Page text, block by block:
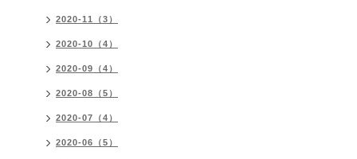
2020-11（3）
2020-10（4）
2020-09（4）
2020-08（5）
2020-07（4）
2020-06（5）